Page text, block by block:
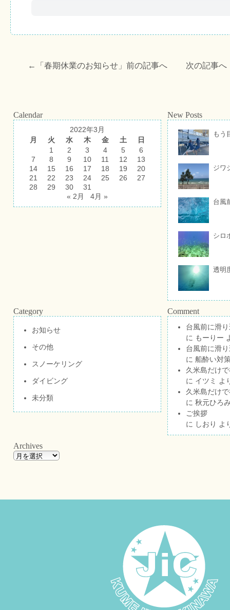
←「 春期休業のお知らせ 」前の記事へ 次の記事へ
Calendar
2022年3月
月
火 水 木 金 土
日
1
2 3 4 5
6
7
8 9 10 11 12
13
14
15 16 17 18 19
20
21
22 23 24 25 26
27
28
29 30
31
« 2月
4月 »
New Posts
もう
ジワ
台風
シロ
透明
Category
お知らせ
その他
スノーケリング
ダイビング
未分類
Comment
台風前に滑
に もーりー
台風前に滑
に 船酔い対
久米島だけ
に イツミ
よ
久米島だけ
に 秋元ひろ
ご挨拶
に しおり よ
Archives